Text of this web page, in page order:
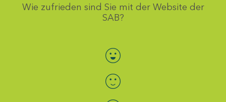
Wie zufrieden sind Sie mit der Website der
SAB?
Bewertung auswählen